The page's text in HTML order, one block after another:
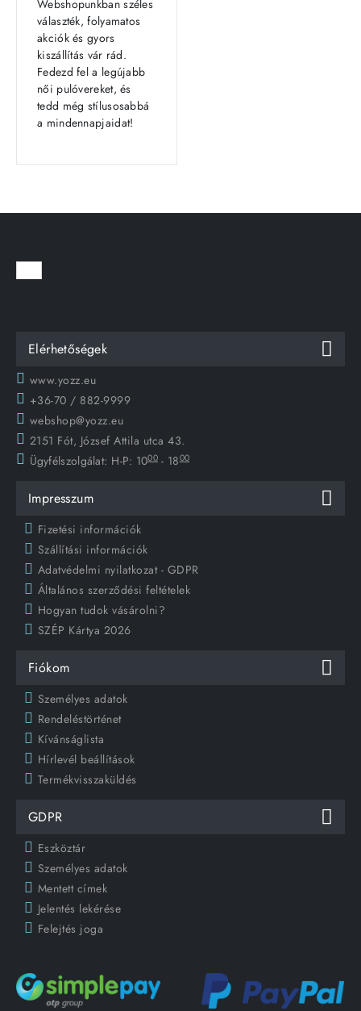
Webshopunkban széles
választék, folyamatos
akciók és gyors
kiszállítás vár rád.
Fedezd fel a legújabb
női pulóvereket, és
tedd még stílusosabbá
a mindennapjaidat!
Elérhetőségek
www.yozz.eu
+36-70 / 882-9999
webshop@yozz.eu
2151 Fót, József Attila utca 43.
Ügyfélszolgálat: H-P: 1000 - 1800
Impresszum
Fizetési információk
Szállítási információk
Adatvédelmi nyilatkozat - GDPR
Általános szerződési feltételek
Hogyan tudok vásárolni?
SZÉP Kártya 2026
Fiókom
Személyes adatok
Rendeléstörténet
Kívánságlista
Hírlevél beállítások
Termékvisszaküldés
GDPR
Eszköztár
Személyes adatok
Mentett címek
Jelentés lekérése
Felejtés joga